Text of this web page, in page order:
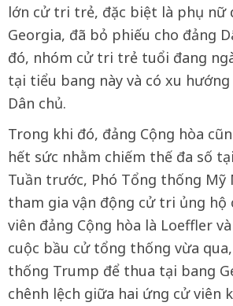
lớn cử tri trẻ, đặc biệt là phụ nữ
Georgia, đã bỏ phiếu cho đảng
đó, nhóm cử tri trẻ tuổi đang
tại tiểu bang này và có xu
Dân chủ.
Trong khi đó, đảng Cộng hòa
hết sức nhằm chiếm thế đa số
Tuần trước, Phó Tổng thống Mỹ
tham gia vận động cử tri ủng hộ
viên đảng Cộng hòa là Loeffler
cuộc bầu cử tổng thống vừa
thống Trump để thua tại bang
chênh lệch giữa hai ứng cử viên